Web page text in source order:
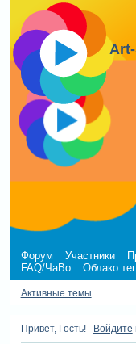
Форум Участники
FAQ/ЧаВо
Облако
Активные темы
Привет, Гость! Войдите